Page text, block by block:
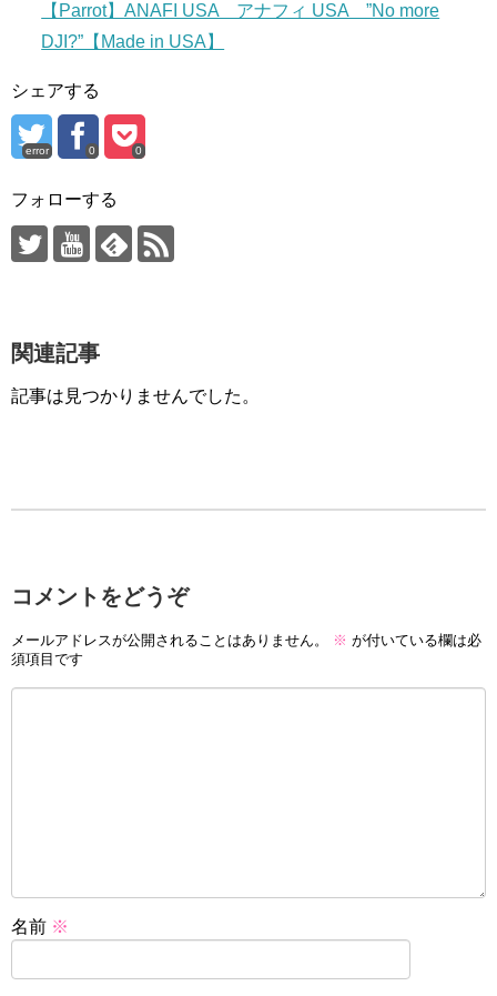
【Parrot】ANAFI USA アナフィ USA ”No more
DJI?”【Made in USA】
シェアする
error 0 0
フォローする
関連記事
記事は見つかりませんでした。
コメントをどうぞ
メールアドレスが公開されることはありません。 ※ が付いている欄は必
須項目です
名前 ※